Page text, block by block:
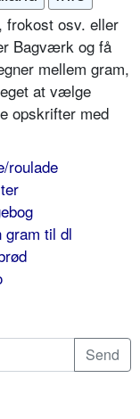
frokost osv. eller
Bagværk og få
mellem gram,
at vælge
opskrifter med
roulade
gram til dl